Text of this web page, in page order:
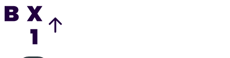
S'abonner à notre newsletter